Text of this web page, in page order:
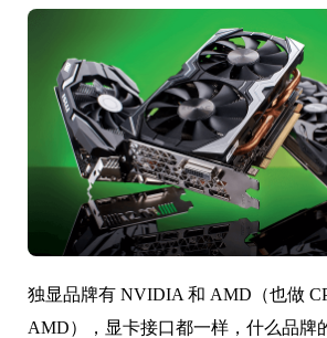
独显品牌有 NVIDIA 和 AMD（也做
AMD），显卡接口都一样，什么品牌